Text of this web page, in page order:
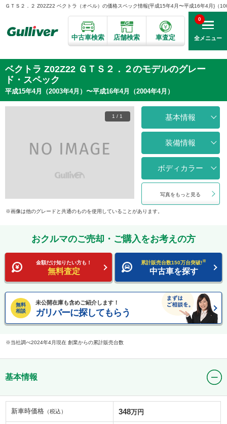
ＧＴＳ２．２ Z02Z22 ベクトラ（オペル）の価格スペック情報{平成15年4月〜平成16年4月}（
中古車検索 店舗検索 車査定 全メニュー
0
ベクトラ Z02Z22 ＧＴＳ２．２のモデルのグレー
ド・スペック
平成15年4月（2003年4月）〜平成16年4月（2004年4月）
1 / 1 基本情報
装備情報
ボディカラー
写真をもっと見る
画像は他のグレードと共通のものを使用していることがあります。
おクルマのご売却・ご購入をお考えの方
金額だけ知りたい方も！
無料査定
累計販売台数150万台突破!※
中古車を探す
無料
相談
未公開在庫も含めご紹介します！
ガリバーに探してもらう
当社調べ2024年4月現在 創業からの累計販売台数
基本情報
新車時価格 （税込） 348万円